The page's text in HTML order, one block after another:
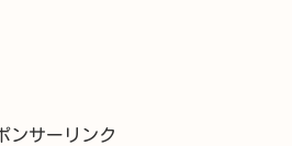
ンサーリンク